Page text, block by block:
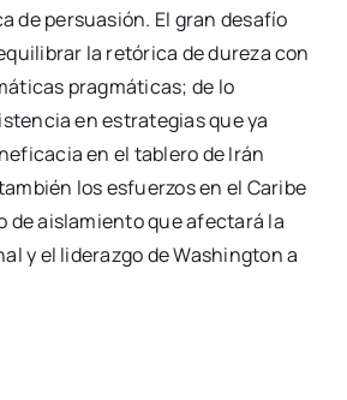
de persuasión. El gran desafío
la retórica de dureza con
pragmáticas; de lo
en estrategias que ya
en el tablero de Irán
los esfuerzos en el Caribe
de aislamiento que afectará la
y el liderazgo de Washington a